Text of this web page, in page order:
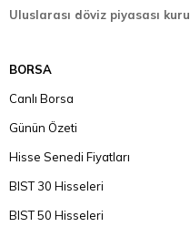
Uluslarası döviz piyasası kuru
BORSA
Canlı Borsa
Günün Özeti
Hisse Senedi Fiyatları
BIST 30 Hisseleri
BIST 50 Hisseleri